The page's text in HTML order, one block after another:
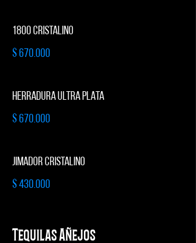
1800 CRISTALINO
$ 670.000
HERRADURA ULTRA PLATA
$ 670.000
JIMADOR CRISTALINO
$ 430.000
Tequilas Añejos